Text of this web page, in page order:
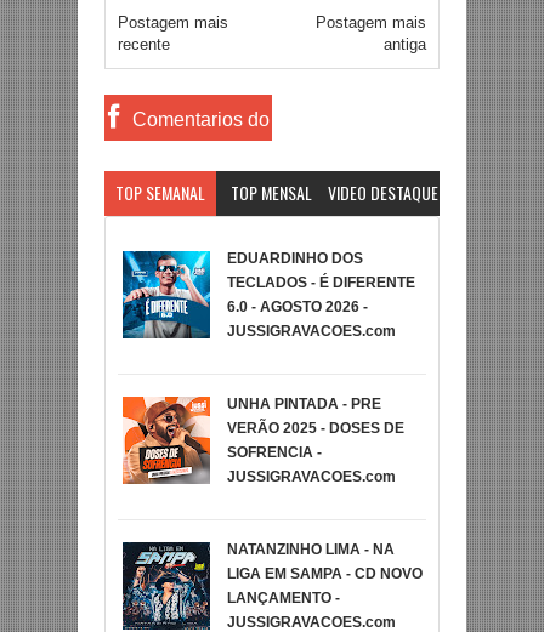
Postagem mais
recente
Postagem mais
antiga
Comentarios do
TOP SEMANAL TOP MENSAL VIDEO DESTAQUE
EDUARDINHO DOS
TECLADOS - É DIFERENTE
6.0 - AGOSTO 2026 -
JUSSIGRAVACOES.com
UNHA PINTADA - PRE
VERÃO 2025 - DOSES DE
SOFRENCIA -
JUSSIGRAVACOES.com
NATANZINHO LIMA - NA
LIGA EM SAMPA - CD NOVO
LANÇAMENTO -
JUSSIGRAVACOES.com